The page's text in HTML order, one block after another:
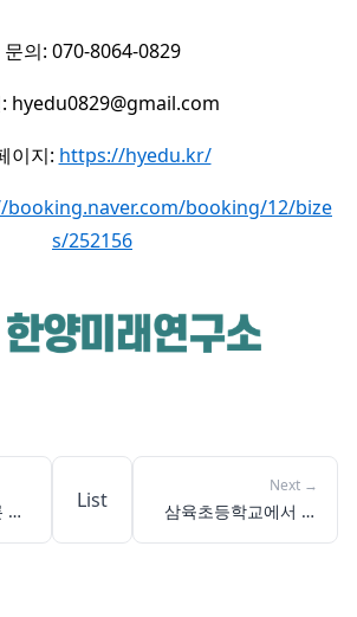
문의: 070-8064-0829
hyedu0829@gmail.com
이지: https://hyedu.kr/
booking.naver.com/booking/12/bize
s/252156
교
List
Next →
삼육초등학교에서 네